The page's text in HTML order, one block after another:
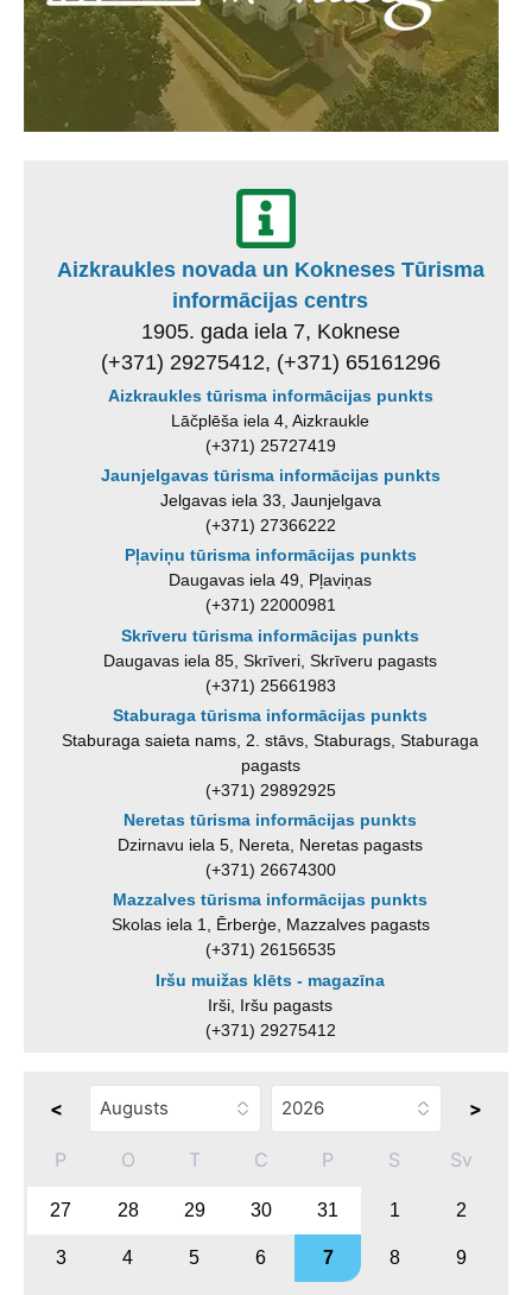
Aizkraukles novada un Kokneses Tūrisma
informācijas centrs
1905. gada iela 7, Koknese
(+371) 29275412, (+371) 65161296
Aizkraukles tūrisma informācijas punkts
Lāčplēša iela 4, Aizkraukle
(+371) 25727419
Jaunjelgavas tūrisma informācijas punkts
Jelgavas iela 33, Jaunjelgava
(+371) 27366222
Pļaviņu tūrisma informācijas punkts
Daugavas iela 49, Pļaviņas
(+371) 22000981
Skrīveru tūrisma informācijas punkts
Daugavas iela 85, Skrīveri, Skrīveru pagasts
(+371) 25661983
Staburaga tūrisma informācijas punkts
Staburaga saieta nams, 2. stāvs, Staburags, Staburaga
pagasts
(+371) 29892925
Neretas tūrisma informācijas punkts
Dzirnavu iela 5, Nereta, Neretas pagasts
(+371) 26674300
Mazzalves tūrisma informācijas punkts
Skolas iela 1, Ērberģe, Mazzalves pagasts
(+371) 26156535
Iršu muižas klēts - magazīna
Irši, Iršu pagasts
(+371) 29275412
< >
P O T C P S Sv
27 28 29 30 31 1 2
3 4 5 6 7 8 9